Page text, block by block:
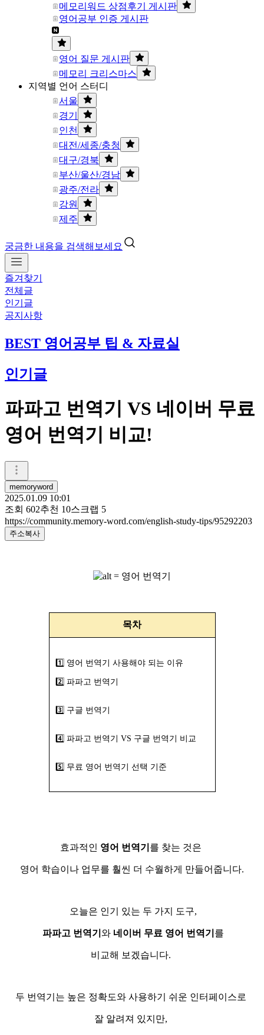
메모리워드 상점후기 게시판
영어공부 인증 게시판
영어 질문 게시판
메모리 크리스마스
지역별 언어 스터디
서울
경기
인천
대전/세종/충청
대구/경북
부산/울산/경남
광주/전라
강원
제주
궁금한 내용을 검색해보세요
즐겨찾기
전체글
인기글
공지사항
BEST 영어공부 팁 & 자료실
인기글
파파고 번역기 VS 네이버 무료
영어 번역기 비교!
memoryword
2025.01.09 10:01
조회 602추천 10스크랩 5
https://community.memory-word.com/english-study-tips/95292203
주소복사
목차
1️⃣ 영어 번역기 사용해야 되는 이유
2️⃣ 파파고 번역기
3️⃣ 구글 번역기
4️⃣ 파파고 번역기 VS 구글 번역기 비교
5️⃣ 무료 영어 번역기 선택 기준
효과적인 영어 번역기 를 찾는 것은
영어 학습이나 업무를 훨씬 더 수월하게 만들어줍니다.
오늘은 인기 있는 두 가지 도구,
파파고 번역기 와 네이버 무료 영어 번역기 를
비교해 보겠습니다.
두 번역기는 높은 정확도와 사용하기 쉬운 인터페이스로
잘 알려져 있지만,